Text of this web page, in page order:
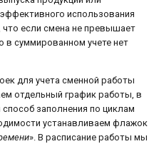
использования
что если смена не превышает
в суммированном учете нет
для учета сменной работы
отдельный график работы, в
заполнения по циклам
устанавливаем флажок
». В расписание работы мы